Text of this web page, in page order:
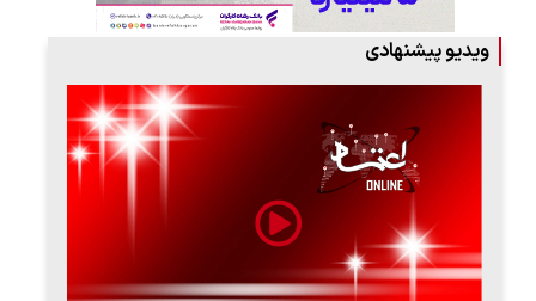
ویدیو پیشنهادی